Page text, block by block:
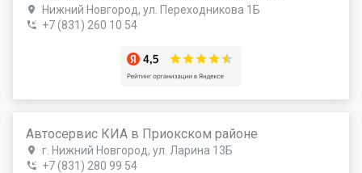
Нижний Новгород, ул. Переходникова 1Б
+7 (831) 260 10 54
Автосервис КИА в Приокском районе
г. Нижний Новгород, ул. Ларина 13Б
+7 (831) 280 99 54